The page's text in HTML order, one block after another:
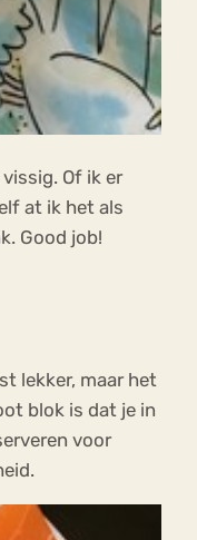
Of ik er
at ik het als
Good job!
lekker, maar het
blok is dat je in
voor